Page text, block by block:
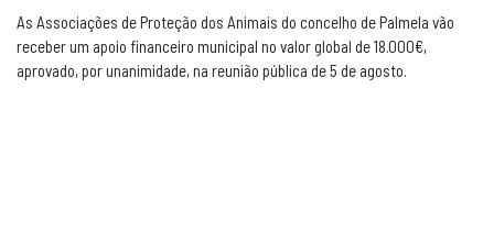
As Associações de Proteção dos Animais do concelho de Palmela vão
receber um apoio financeiro municipal no valor global de 18.000€,
aprovado, por unanimidade, na reunião pública de 5 de agosto.